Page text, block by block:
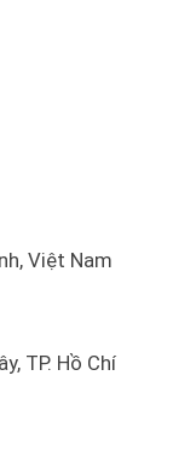
Việt Nam
TP. Hồ Chí